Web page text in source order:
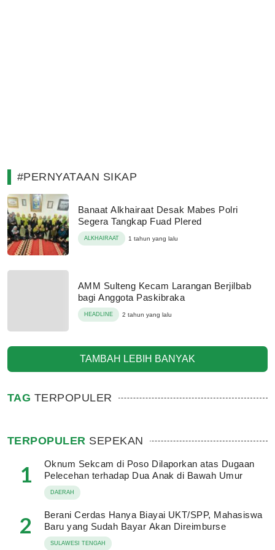
#PERNYATAAN SIKAP
Banaat Alkhairaat Desak Mabes Polri
Segera Tangkap Fuad Plered
ALKHAIRAAT 1 tahun yang lalu
AMM Sulteng Kecam Larangan Berjilbab
bagi Anggota Paskibraka
HEADLINE 2 tahun yang lalu
TAMBAH LEBIH BANYAK
TAG TERPOPULER
TERPOPULER SEPEKAN
1
Oknum Sekcam di Poso Dilaporkan atas Dugaan
Pelecehan terhadap Dua Anak di Bawah Umur
DAERAH
2
Berani Cerdas Hanya Biayai UKT/SPP, Mahasiswa
Baru yang Sudah Bayar Akan Direimburse
SULAWESI TENGAH